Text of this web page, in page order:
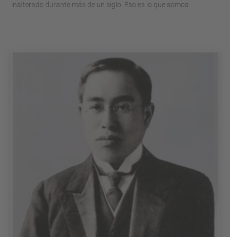
inalterado durante más de un siglo. Eso es lo que somos.